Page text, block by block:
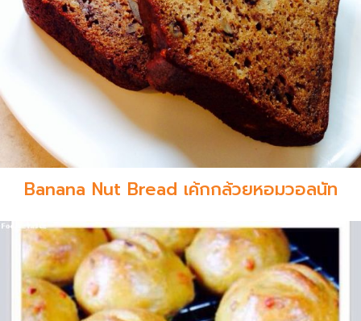
Banana Nut Bread เค้กกล้วยหอมวอลนัท